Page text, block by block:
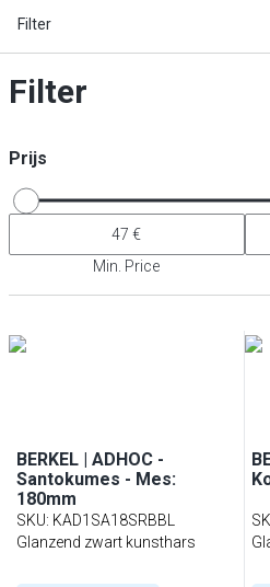
Filter
Filter
Prijs
Min. Price
BERKEL | ADHOC -
Santokumes - Mes:
180mm
SKU: KAD1SA18SRBBL
Glanzend zwart kunsthars